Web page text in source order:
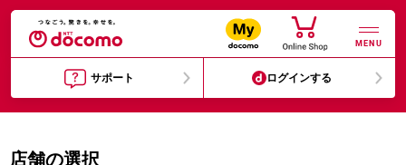
MENU
サポート ログインする
店舗の選択